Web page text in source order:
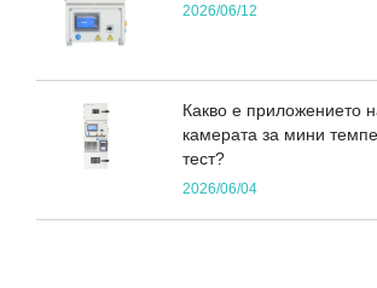
2026/06/12
Какво е приложението
камерата за мини
тест?
2026/06/04